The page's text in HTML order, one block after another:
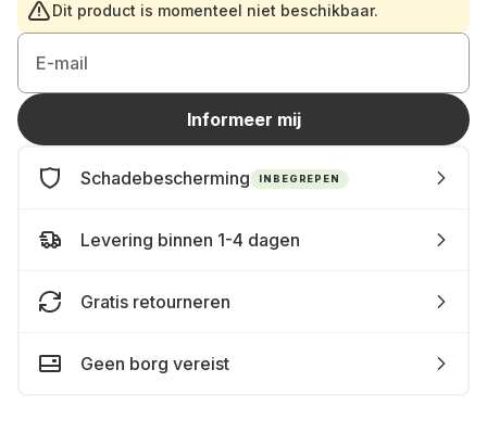
Dit product is momenteel niet beschikbaar.
E-mail
Informeer mij
Schadebescherming INBEGREPEN
Levering binnen 1-4 dagen
Gratis retourneren
Geen borg vereist